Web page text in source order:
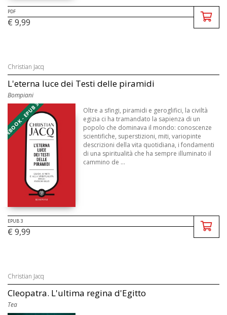
PDF
€ 9,99
Christian Jacq
L'eterna luce dei Testi delle piramidi
Bompiani
EBOOK - EPUB 3
Oltre a sfingi, piramidi e geroglifici, la civiltà
egizia ci ha tramandato la sapienza di un
popolo che dominava il mondo: conoscenze
scientifiche, superstizioni, miti, variopinte
descrizioni della vita quotidiana, i fondamenti
di una spiritualità che ha sempre illuminato il
cammino de ...
EPUB 3
€ 9,99
Christian Jacq
Cleopatra. L'ultima regina d'Egitto
Tea